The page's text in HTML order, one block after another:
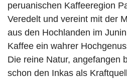
peruanischen Kaffeeregion
Veredelt und vereint mit der
aus den Hochlanden im
Kaffee ein wahrer
Die reine Natur, angefangen
schon den Inkas als